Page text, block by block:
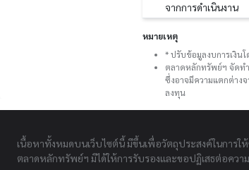
จากการดำเนินงาน
หมายเหตุ
* ปรับข้อมูลงบการเงิน
ตลาดหลักทรัพย์ฯ จัดทำ
ซึ่งอาจมีความแตกต่าง
ลงทุน
เนื้อหาทั้งหมดบนเว็บไซต์นี้ มีขึ้นเพื่อวัตถุประสงค์ในการใ
ตลาดหลักทรัพย์ฯ มิได้ให้การรับรองและขอปฏิเสธต่อควา